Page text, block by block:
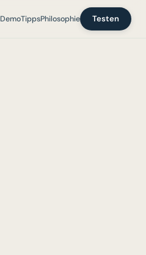
DemoTippsPhilosophie Testen